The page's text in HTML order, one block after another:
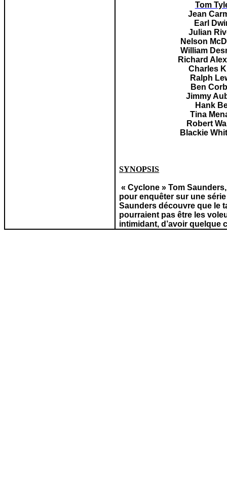
Tom
Jean
Earl
Julian
Nelson
William
Richard
Charles
Ralph
Ben
Jimmy
Hank
Tina
Robert
Blackie
SYNOPSIS
« Cyclone » Tom
pour enquêter sur une
Saunders découvre que le
pourraient pas être les
intimidant, d’avoir quelque